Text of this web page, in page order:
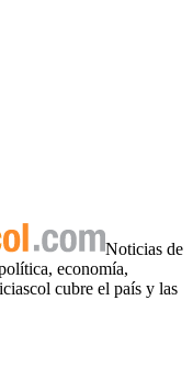
Noticias de
economía,
cubre el país y las